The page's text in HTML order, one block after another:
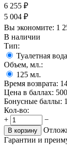
6 255 ₽
5 004 ₽
Вы экономите: 1
В наличии
Тип:
Туалетная вода
Объем, мл.:
125 мл.
Время возврата:
Цена в баллах:
Бонусные баллы:
Кол-во:
+
−
В корзину
Гарантии и